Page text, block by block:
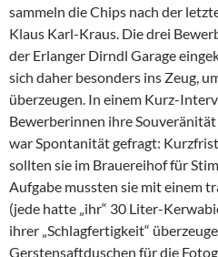
sammeln die Chips nach der
Klaus Karl-Kraus. Die drei
der Erlanger Dirndl Garage
sich daher besonders ins Zeug,
überzeugen. In einem Kurz-
Bewerberinnen ihre
war Spontanität gefragt:
sollten sie im Brauereihof für
Aufgabe mussten sie mit einem
(jede hatte „ihr“ 30 Liter-
ihrer „Schlagfertigkeit“
Gerstensaftduschen für die